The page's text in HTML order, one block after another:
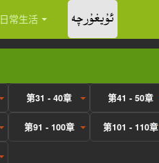
日常生活 ئۇيغۇرچە
第31 - 40章 第41 - 50章
第91 - 100章 第101 - 110章